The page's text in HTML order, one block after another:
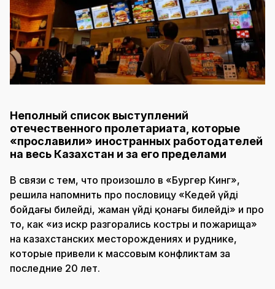
Неполный список выступлений
отечественного пролетариата, которые
«прославили» иностранных работодателей
на весь Казахстан и за его пределами
В связи с тем, что произошло в «Бургер Кинг»,
решила напомнить про пословицу «Кедей үйді
бойдағы билейді, жаман үйді қонағы билейді» и про
то, как «из искр разгорались костры и пожарища»
на казахстанских месторождениях и руднике,
которые привели к массовым конфликтам за
последние 20 лет.